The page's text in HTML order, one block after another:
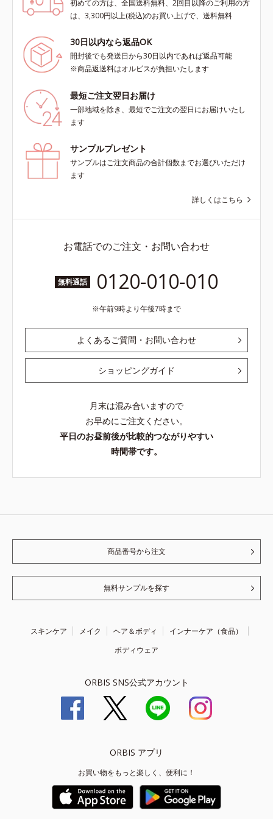
初めての方は、全国送料無料、2回目以降のご利用の方
は、3,300円以上(税込)のお買い上げで、送料無料
30日以内なら返品OK
開封後でも発送日から30日以内であれば返品可能
※商品返送料はオルビスが負担いたします
最短ご注文翌日お届け
一部地域を除き、最短でご注文の翌日にお届けいたし
ます
サンプルプレゼント
サンプルはご注文商品の合計個数までお選びいただけ
ます
詳しくはこちら
お電話でのご注文・お問い合わせ
無料通話 0120-010-010
午前9時より午後7時まで
よくあるご質問・お問い合わせ
ショッピングガイド
月末は混み合いますので
お早めにご注文ください。
平日のお昼前後が比較的つながりやすい
時間帯です。
商品番号から注文
無料サンプルを探す
スキンケア メイク ヘア＆ボディ
インナーケア（食品）
ボディウェア
ORBIS SNS公式アカウント
ORBIS アプリ
お買い物をもっと楽しく、便利に！